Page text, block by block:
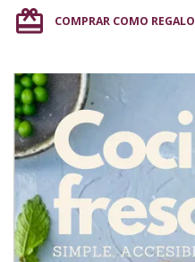
card_giftcard COMPRAR COMO REGALO